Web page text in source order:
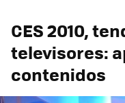
CES 2010,
televisores:
contenidos